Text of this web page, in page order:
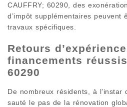
CAUFFRY; 60290, des
d’impôt supplémentaires peuvent
travaux spécifiques.
Retours
financements réussis
60290
De nombreux résidents, à
sauté le pas de la rénovation